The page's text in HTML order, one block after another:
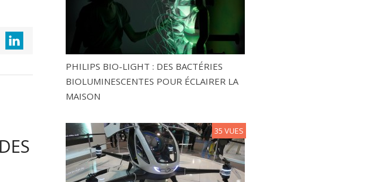
PHILIPS BIO-LIGHT : DES BACTÉRIES
BIOLUMINESCENTES POUR ÉCLAIRER LA
MAISON
35 VUES